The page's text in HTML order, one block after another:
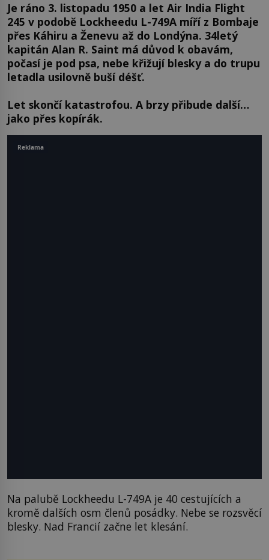
Je ráno 3. listopadu 1950 a let Air India Flight
245 v podobě Lockheedu L-749A míří z Bombaje
přes Káhiru a Ženevu až do Londýna. 34letý
kapitán Alan R. Saint má důvod k obavám,
počasí je pod psa, nebe křižují blesky a do trupu
letadla usilovně buší déšť.
Let skončí katastrofou. A brzy přibude další…
jako přes kopírák.
Na palubě Lockheedu L-749A je 40 cestujících a
kromě dalších osm členů posádky. Nebe se rozsvěcí
blesky. Nad Francií začne let klesání.
Reklama